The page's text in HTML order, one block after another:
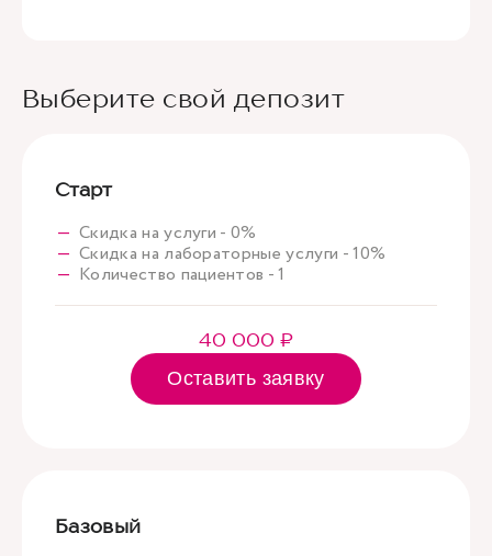
Выберите свой депозит
Старт
Скидка на услуги - 0%
Скидка на лабораторные услуги - 10%
Количество пациентов - 1
40 000 ₽
Оставить заявку
Базовый